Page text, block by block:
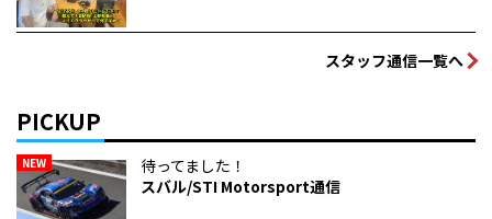
スタッフ通信一覧へ
PICKUP
NEW
待ってました！
スバル/STI Motorsport通信